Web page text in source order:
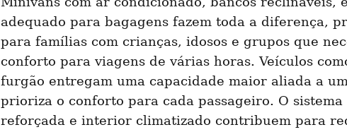
adequado para bagagens fazem toda a diferença,
para famílias com crianças, idosos e grupos que
conforto para viagens de várias horas. Veículos
furgão entregam uma capacidade maior aliada a
prioriza o conforto para cada passageiro. O sistema
reforçada e interior climatizado contribuem para